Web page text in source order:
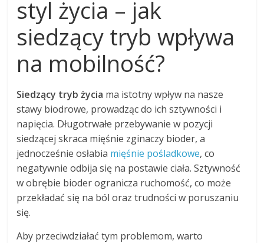
styl życia – jak
siedzący tryb wpływa
na mobilność?
Siedzący tryb życia ma istotny wpływ na nasze
stawy biodrowe, prowadząc do ich sztywności i
napięcia. Długotrwałe przebywanie w pozycji
siedzącej skraca mięśnie zginaczy bioder, a
jednocześnie osłabia mięśnie pośladkowe, co
negatywnie odbija się na postawie ciała. Sztywność
w obrębie bioder ogranicza ruchomość, co może
przekładać się na ból oraz trudności w poruszaniu
się.
Aby przeciwdziałać tym problemom, warto